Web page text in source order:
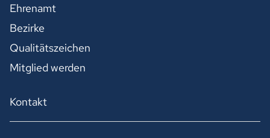
Ehrenamt
Bezirke
Qualitätszeichen
Mitglied werden
Kontakt